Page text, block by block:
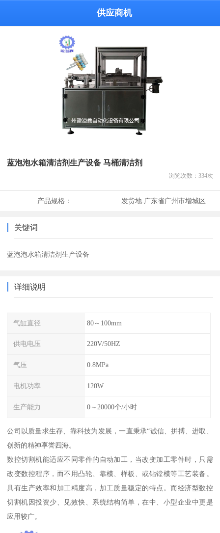
供应商机
蓝泡泡水箱清洁剂生产设备 马桶清洁剂
浏览次数： 334次
产品规格： 发货地:广东省广州市增城区
关键词
蓝泡泡水箱清洁剂生产设备
详细说明
气缸直径 80～100mm
供电电压 220V/50HZ
气压 0.8MPa
电机功率 120W
生产能力 0～20000个/小时
公司以质量求生存、靠科技为发展，一直秉承“诚信、拼搏、进取、
创新的精神享誉四海。
数控切割机能适应不同零件的自动加工，当改变加工零件时，只需
改变数控程序，而不用凸轮、靠模、样板、或钻镗模等工艺装备。
具有生产效率和加工精度高，加工质量稳定的特点。而经济型数控
切割机因投资少、见效快、系统结构简单，在中、小型企业中更是
应用较广。